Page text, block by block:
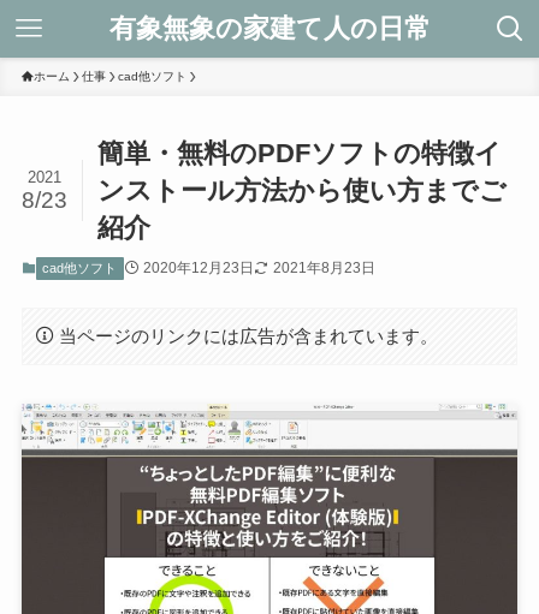
有象無象の家建て人の日常
ホーム 仕事 cad他ソフト
簡単・無料のPDFソフトの特徴イ
ンストール方法から使い方までご
紹介
2021
8/23
cad他ソフト 2020年12月23日 2021年8月23日
当ページのリンクには広告が含まれています。